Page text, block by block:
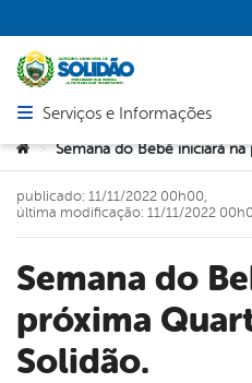
Abrir menu principal de
Serviços e Informações
Você está aqui:
>
Semana do Bebê iniciará na
próxima
Solidão.
publicado: 11/11/2022 00h00,
última modificação: 11/11/2022